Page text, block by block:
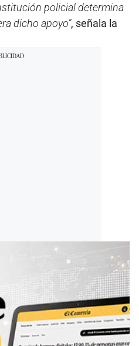
policial determina
dicho apoyo”, señala la